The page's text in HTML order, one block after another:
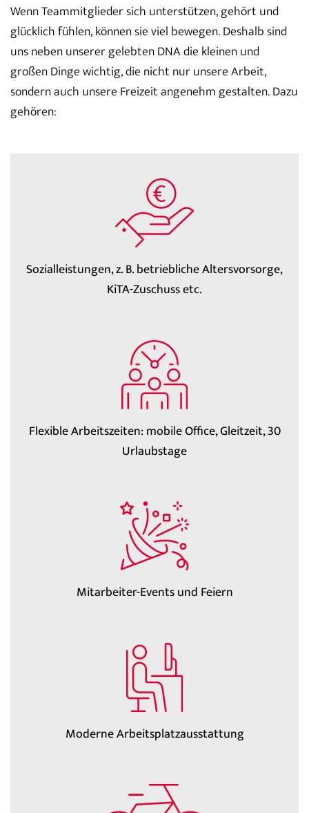
Wenn Teammitglieder sich unterstützen, gehört und
glücklich fühlen, können sie viel bewegen. Deshalb sind
uns neben unserer gelebten DNA die kleinen und
großen Dinge wichtig, die nicht nur unsere Arbeit,
sondern auch unsere Freizeit angenehm gestalten. Dazu
gehören:
Sozialleistungen, z. B. betriebliche Altersvorsorge,
KiTA-Zuschuss etc.
Flexible Arbeitszeiten: mobile Office, Gleitzeit, 30
Urlaubstage
Mitarbeiter-Events und Feiern
Moderne Arbeitsplatzausstattung